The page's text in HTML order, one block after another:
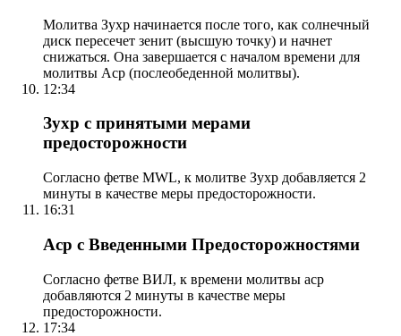
Молитва Зухр начинается после того, как солнечный
диск пересечет зенит (высшую точку) и начнет
снижаться. Она завершается с началом времени для
молитвы Аср (послеобеденной молитвы).
12:34
Зухр с принятыми мерами
предосторожности
Согласно фетве MWL, к молитве Зухр добавляется 2
минуты в качестве меры предосторожности.
16:31
Аср с Введенными Предосторожностями
Согласно фетве ВИЛ, к времени молитвы аср
добавляются 2 минуты в качестве меры
предосторожности.
17:34